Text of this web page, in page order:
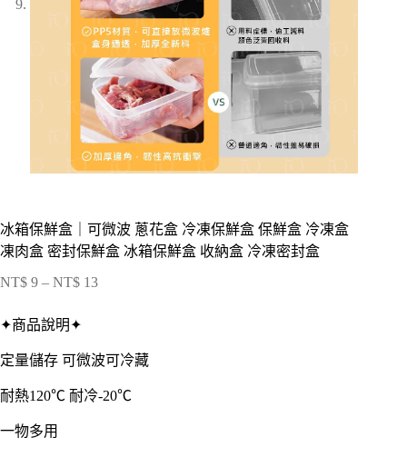
冰箱保鮮盒｜可微波 蔥花盒 冷凍保鮮盒 保鮮盒 冷凍盒
凍肉盒 密封保鮮盒 冰箱保鮮盒 收納盒 冷凍密封盒
NT$ 9 – NT$ 13價
圍：
NT$ 9
到
NT$ 13
✦商品說明✦
定量儲存 可微波可冷藏
耐熱120℃ 耐冷-20℃
一物多用